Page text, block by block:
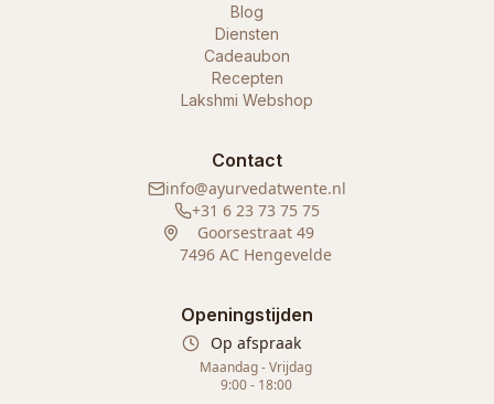
Blog
Diensten
Cadeaubon
Recepten
Lakshmi Webshop
Contact
info@ayurvedatwente.nl
+31 6 23 73 75 75
Goorsestraat 49
7496 AC Hengevelde
Openingstijden
Op afspraak
Maandag - Vrijdag
9:00 - 18:00